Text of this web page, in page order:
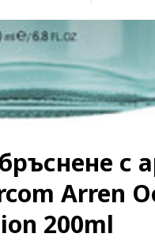
с
Arren
200ml